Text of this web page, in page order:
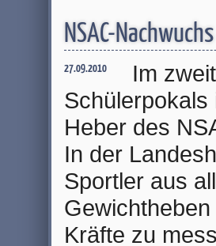
NSAC-
27.09.2010
Im
Heber des
In der
Sportler aus
Kräfte zu